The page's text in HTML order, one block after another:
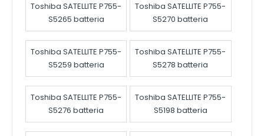
Toshiba SATELLITE P755-
S5265 batteria
Toshiba SATELLITE P755-
S5270 batteria
Toshiba SATELLITE P755-
S5259 batteria
Toshiba SATELLITE P755-
S5278 batteria
Toshiba SATELLITE P755-
S5276 batteria
Toshiba SATELLITE P755-
S5198 batteria